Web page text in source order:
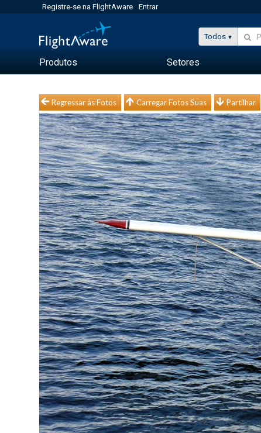
Registre-se na FlightAware Entrar
Todos
Produtos Setores
Regressar às Fotos Carregar Fotos Suas Partilhar